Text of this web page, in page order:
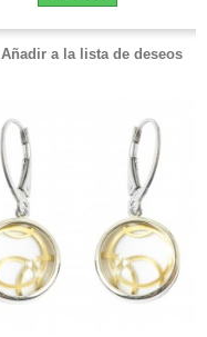
Añadir a la lista de deseos